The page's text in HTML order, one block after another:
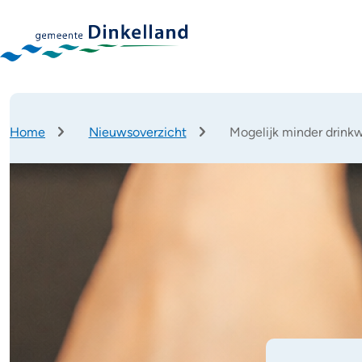
Kruimelpad
Home Nieuwsoverzicht Mogelijk minder